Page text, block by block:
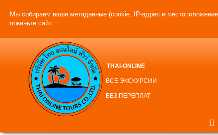
Мы собираем ваши метаданные (cookie, IP-адрес и
покиньте сайт.
THAI-ONLINE
ВСЕ ЭКСКУРСИИ
БЕЗ ПЕРЕПЛАТ